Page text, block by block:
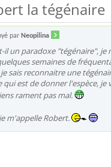
la tégénaire
par Neopilina
il un paradoxe "tégénaire", je
semaines de
sais reconnaitre une
qui est de donner l'espèce, je
rament pas mal.
m'appelle Robert.